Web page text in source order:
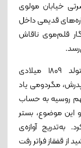
خیابان مولوی
قدیمی داخل
قلم‌موی ناقاش
هاکوپ، نبیره‌ی ناقاش هوناتان، متولد 1809 میلادی
پدرش، مگردومی یاد
روسیه به حساب
این موضوع، بستر
به‌تدریج آوازه‌ی
از قفقاز فراتر رفت